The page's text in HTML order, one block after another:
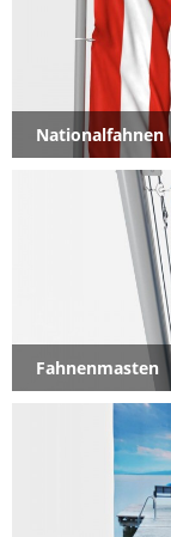
Nationalfahnen
Fahnenmasten